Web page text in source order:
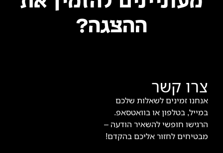
ההצגה?
צרו קשר
אנחנו זמינים לשאלות שלכם
במייל, בטלפון או בוואטסאפ.
הרגישו חופשי להשאיר הודעה –
מבטיחים לחזור אליכם בהקדם!